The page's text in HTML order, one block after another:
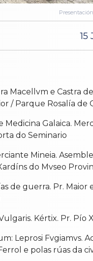
15
Macellvm e Castra
/ Parque Rosalía de
Medicina Galaica.
do Seminario
Mineia.
do Mvseo
de guerra. Pr. Maior
Kértix. Pr. Pío
Leprosi Fvgiamvs.
e polas rúas da